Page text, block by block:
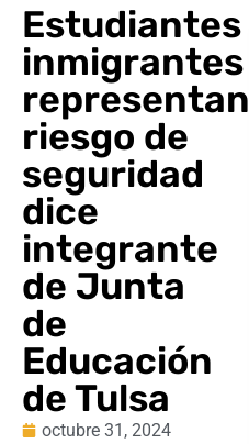
Estudiantes
inmigrantes
representan
riesgo de
seguridad
dice
integrante
de Junta
de
Educación
de Tulsa
octubre 31, 2024